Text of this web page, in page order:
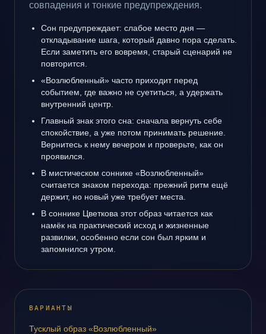
совпадения и тонкие предупреждения.
Сон предупреждает: слабое место дня —
откладывание шага, который давно пора сделать.
Если заметить его вовремя, старый сценарий не
повторится.
«Возлюбленный» часто приходит перед
событием, где важно не суетиться, а удержать
внутренний центр.
Главный знак этого сна: сначала вернуть себе
спокойствие, а уже потом принимать решение.
Вернитесь к нему вечером и проверьте, как он
проявился.
В мистическом соннике «Возлюбленный»
считается знаком перехода: прежний ритм ещё
держит, но новый уже требует места.
В соннике Цветкова этот образ читается как
намёк на практический исход и жизненные
развилки, особенно если сон был ярким и
запомнился утром.
ВАРИАНТЫ
Тусклый образ «Возлюбленный»